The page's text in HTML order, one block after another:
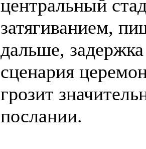
центральный
затягиванием,
дальше,
сценария
грозит
послании.